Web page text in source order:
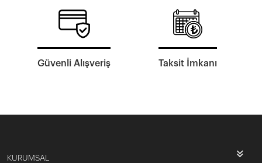
Güvenli Alışveriş Taksit İmkanı
KURUMSAL